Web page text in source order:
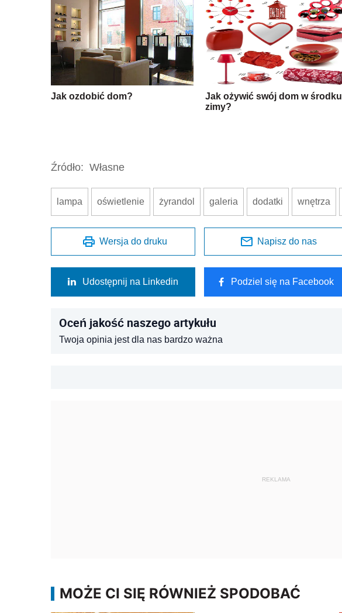
Jak ozdobić dom?
Jak ożywić swój dom w środku
zimy?
Źródło: Własne
lampa oświetlenie żyrandol galeria dodatki wnętrza
Wersja do druku Napisz do nas
Udostępnij na Linkedin Podziel się na Facebook
Oceń jakość naszego artykułu
Twoja opinia jest dla nas bardzo ważna
REKLAMA